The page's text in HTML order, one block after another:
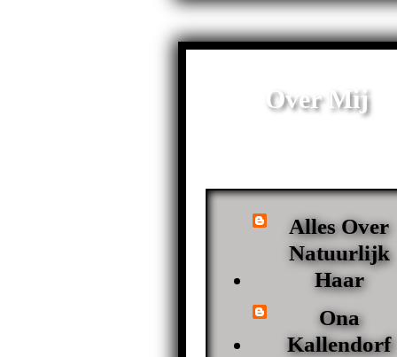
Over Mij
Alles Over
Natuurlijk
Haar
Ona
Kallendorf